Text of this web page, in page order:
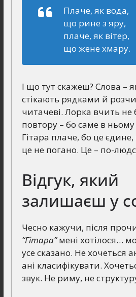
Плаче, як вода,
що рине з яру,
плаче, як вітер,
що жене хмару.
І що тут скажеш? Слова –
стікають рядками й
читачеві. Лорка вчить не
повтору – бо саме в
Гітара плаче, бо це
це не погано. Це – по-
Відгук, який
залишаєш у
Чесно кажучи, після
“Гітара”мені хотілося…
усе сказано. Не хочеться
ані класифікувати.
звук. Не риму, не